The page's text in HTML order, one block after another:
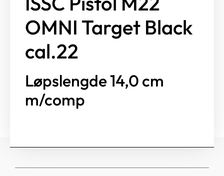
OMNI Target Black
cal.22
Løpslengde 14,0 cm
m/comp